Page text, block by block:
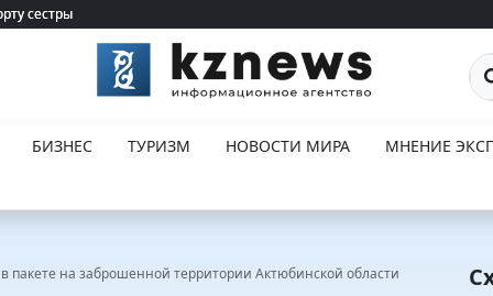
сестры
сестры
БИЗНЕС ТУРИЗМ НОВОСТИ МИРА МНЕНИЕ
пакете на заброшенной территории Актюбинской области